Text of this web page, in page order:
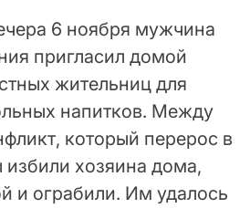
6 ноября мужчина
пригласил домой
жительниц для
напитков. Между
который перерос в
хозяина дома,
и ограбили. Им удалось